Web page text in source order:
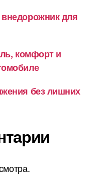
для
комфорт и
без лишних